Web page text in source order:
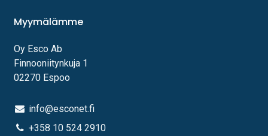
Myymälämme
Oy Esco Ab
Finnooniitynkuja 1
02270 Espoo
info@esconet.fi
+358 10 524 2910